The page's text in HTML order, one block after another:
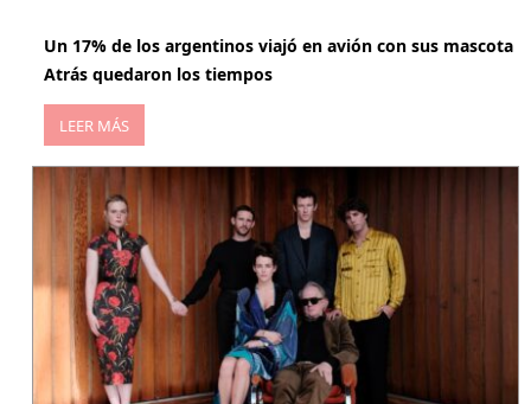
Un 17% de los argentinos viajó en avión con sus mascota
Atrás quedaron los tiempos
LEER MÁS